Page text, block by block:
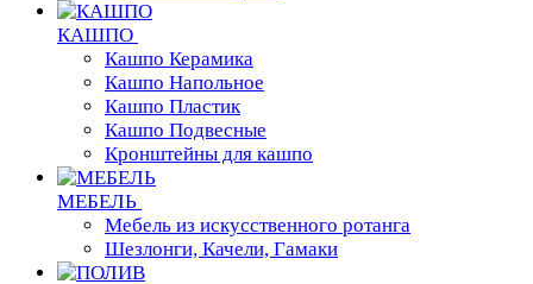
КАШПО
Кашпо Керамика
Кашпо Напольное
Кашпо Пластик
Кашпо Подвесные
Кронштейны для кашпо
МЕБЕЛЬ
Мебель из искусственного ротанга
Шезлонги, Качели, Гамаки